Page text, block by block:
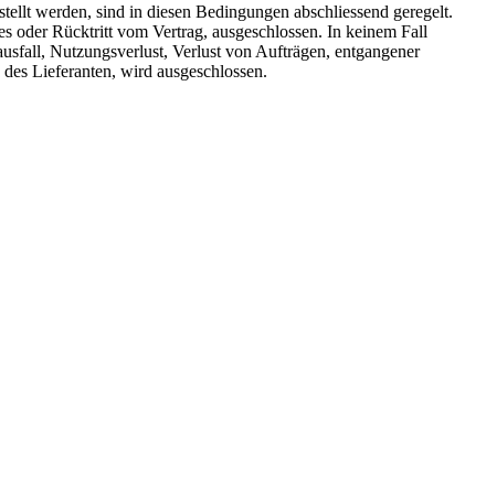
werden, sind in diesen Bedingungen abschliessend geregelt.
oder Rücktritt vom Vertrag, ausgeschlossen. In keinem Fall
Nutzungsverlust, Verlust von Aufträgen, entgangener
Lieferanten, wird ausgeschlossen.